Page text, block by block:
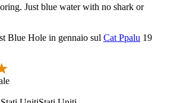
Just blue water with no shark or
Blue Hole in gennaio sul Cat Ppalu 19